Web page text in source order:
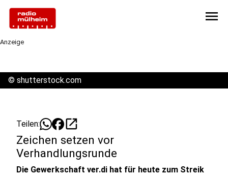
menu
Anzeige
© shutterstock.com
Teilen: open_in_new
Zeichen setzen vor
Verhandlungsrunde
Die Gewerkschaft ver.di hat für heute zum Streik